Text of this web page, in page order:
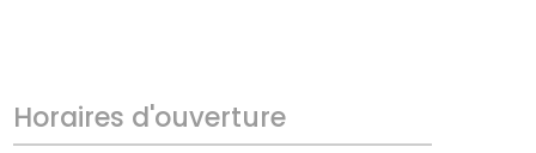
Horaires d'ouverture